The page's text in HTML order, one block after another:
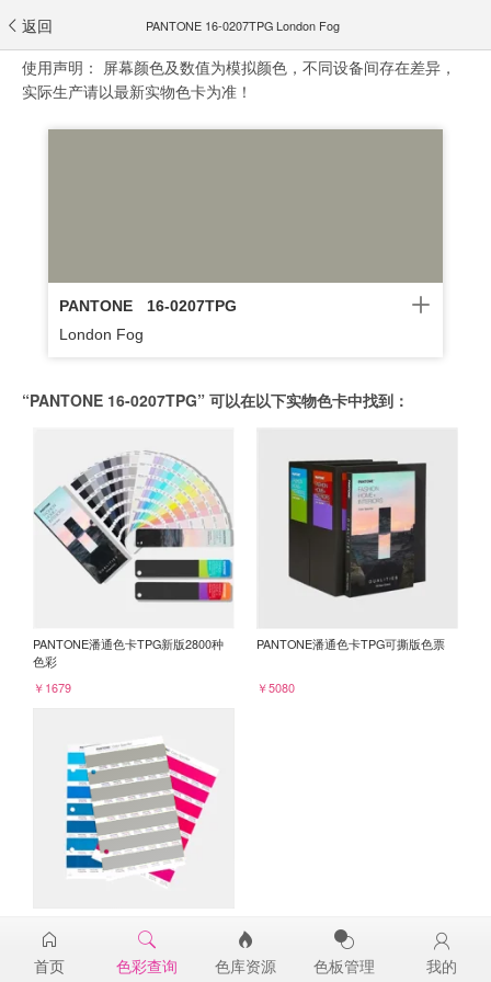
返回 PANTONE 16-0207TPG London Fog
使用声明： 屏幕颜色及数值为模拟颜色，不同设备间存在差异，
实际生产请以最新实物色卡为准！
PANTONE
16-0207TPG
London Fog
“PANTONE 16-0207TPG” 可以在以下实物色卡中找到：
PANTONE潘通色卡TPG新版2800种
色彩
￥1679
PANTONE潘通色卡TPG可撕版色票
￥5080
16-0207TPG
￥98
首页 色彩查询 色库资源 色板管理 我的